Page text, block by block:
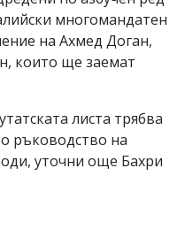
многомандатен
на Ахмед Доган,
които ще заемат
листа трябва
ръководство на
уточни още Бахри